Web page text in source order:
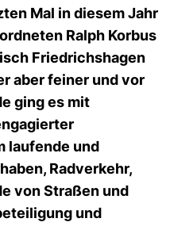
Mal in diesem Jahr
Ralph Korbus
Friedrichshagen
aber feiner und vor
ging es mit
laufende und
Radverkehr,
von Straßen und
und